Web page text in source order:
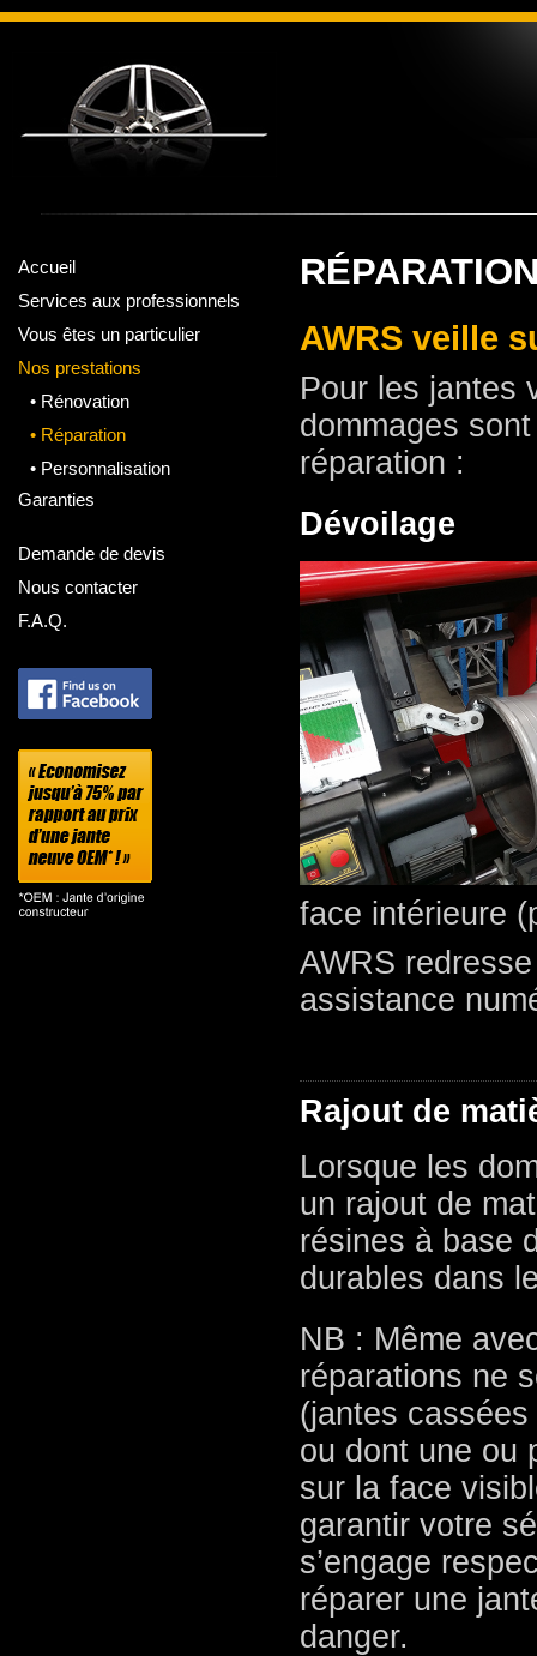
Accueil
Services aux professionnels
Vous êtes un particulier
Nos prestations
• Rénovation
• Réparation
• Personnalisation
Garanties
Demande de devis
Nous contacter
F.A.Q.
AWRS veille
Pour les jantes
dommages
réparation :
Dévoilage
face intérieure
AWRS
assistance
Rajout de
Lorsque les
un rajout de
résines à base
durables dans
NB : Même
réparations ne
(jantes
ou dont une ou
sur la face
garantir votre
s’engage
réparer une
danger.